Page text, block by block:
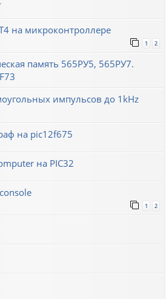
на микроконтроллере
1 2
память 565РУ5, 565РУ7.
импульсов до 1kHz
на pic12f675
на PIC32
1 2